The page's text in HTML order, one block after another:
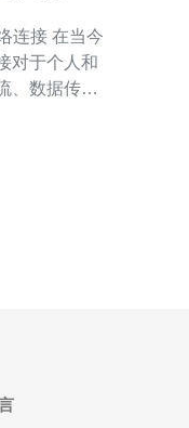
当今
对于个人和
、数据传输
日本服务